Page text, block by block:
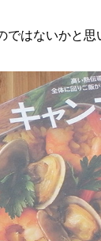
はないかと思